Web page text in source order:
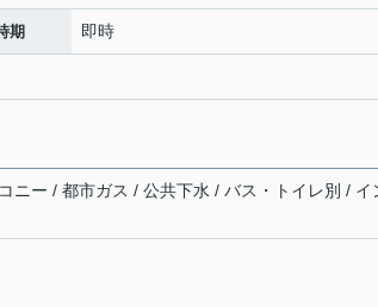
期 即時
ニー / 都市ガス / 公共下水 / バス・トイレ別 / イ